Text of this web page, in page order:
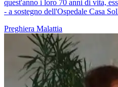
quest'anno i loro 70 anni di vita,
- a sostegno dell'Ospedale Casa
Preghiera Malattia